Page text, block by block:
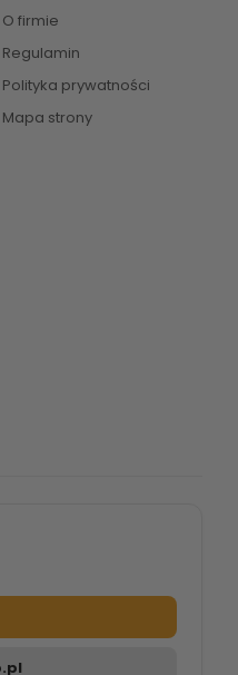
O firmie
Regulamin
Polityka prywatności
Mapa strony